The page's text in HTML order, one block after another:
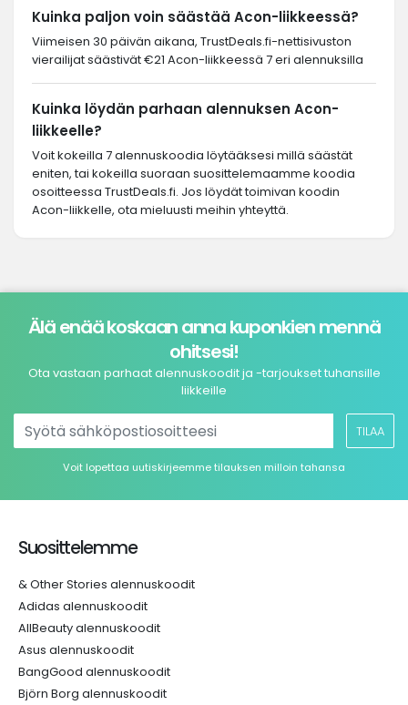
Kuinka paljon voin säästää Acon-liikkeessä?
Viimeisen 30 päivän aikana, TrustDeals.fi-nettisivuston
vierailijat säästivät €21 Acon-liikkeessä 7 eri alennuksilla
Kuinka löydän parhaan alennuksen Acon-
liikkeelle?
Voit kokeilla 7 alennuskoodia löytääksesi millä säästät
eniten, tai kokeilla suoraan suosittelemaamme koodia
osoitteessa TrustDeals.fi. Jos löydät toimivan koodin
Acon-liikkelle, ota mieluusti meihin yhteyttä.
Älä enää koskaan anna kuponkien mennä
ohitsesi!
Ota vastaan parhaat alennuskoodit ja -tarjoukset tuhansille
liikkeille
TILAA
Voit lopettaa uutiskirjeemme tilauksen milloin tahansa
Suosittelemme
& Other Stories alennuskoodit
Adidas alennuskoodit
AllBeauty alennuskoodit
Asus alennuskoodit
BangGood alennuskoodit
Björn Borg alennuskoodit